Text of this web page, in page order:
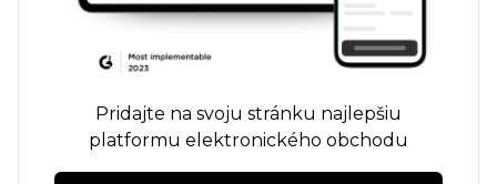
Pridajte na svoju stránku najlepšiu
platformu elektronického obchodu